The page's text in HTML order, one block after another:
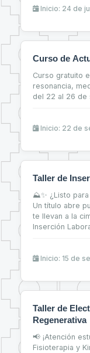
Inicio: 24 de
Curso de
Curso gratuito
resonancia,
del 22 al 26 de
Inicio: 22 de
Taller de
⛰✨ ¿Listo
Un título abre
te llevan a la
Inserción
primeros
Inicio: 15 de
Taller de
Regenerativa
📢 ¡Atención
Fisioterapia y